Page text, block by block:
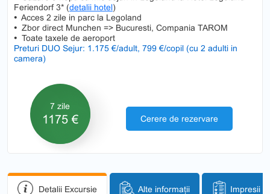
Feriendorf 3* (detalii hotel)
• Acces 2 zile in parc la Legoland
• Zbor direct Munchen => Bucuresti, Compania TAROM
• Toate taxele de aeroport
Preturi DUO Sejur: 1.175 €/adult, 799 €/copil (cu 2 adulti in
camera)
7 zile
1175 € Cerere de rezervare
Detalii Excursie Alte informații Impresii